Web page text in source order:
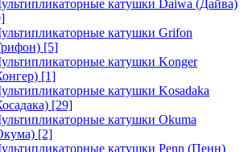
катушки Daiwa (Дайва)
катушки Grifon
[5]
катушки Konger
[1]
катушки Kosadaka
[29]
катушки Okuma
[2]
катушки Penn (Пенн)